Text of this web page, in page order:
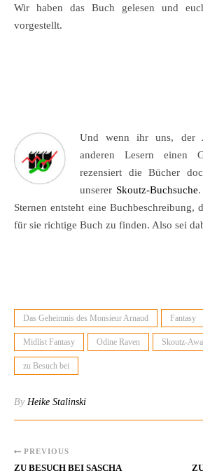
Wir haben das Buch gelesen und
vorgestellt.
Und wenn ihr uns, der
anderen Lesern einen
rezensiert die Bücher
unserer Skoutz-Buchsuche
Sternen entsteht eine Buchbeschreibung,
für sie richtige Buch zu finden. Also sei
Das Geheimnis des Monsieur Arnaud Fantasy
Midlist Fantasy Odine Raven Skoutz-
zu Besuch bei
By Heike Stalinski
PREVIOUS
ZU BESUCH BEI SASCHA